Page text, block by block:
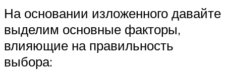
На основании изложенного давайте
выделим основные факторы,
влияющие на правильность
выбора: